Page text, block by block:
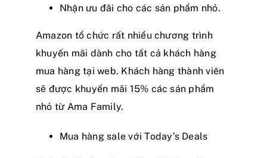
Nhận ưu đãi cho các sản phẩm nhỏ.
Amazon tổ chức rất nhiều chương trình
khuyến mãi dành cho tất cả khách hàng
mua hàng tại web. Khách hàng thành viên
sẽ được khuyến mãi 15% các sản phẩm
nhỏ từ Ama Family.
Mua hàng sale với Today’s Deals